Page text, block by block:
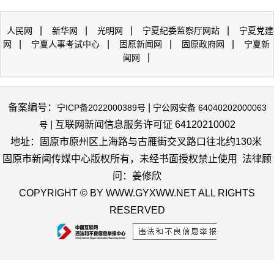
人民网 新华网 光明网 宁夏纪委监察厅网站
宁夏党建
网
宁夏人事考试中心 固原新闻网 固原政府网
宁夏新
闻网
备案编号： 宁ICP备2022000389号
宁公网安备 64040202000063
号 | 互联网新闻信息服务许可证 64120210002
地址：固原市原州区上海路与古雁街交叉路口往北约130米
固原市新闻传媒中心版权所有，未经书面授权禁止使用 法律顾
问：姜修欣
COPYRIGHT © BY WWW.GYXWW.NET ALL RIGHTS
RESERVED